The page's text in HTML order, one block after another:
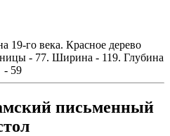
19-го века. Красное дерево
- 77. Ширина - 119. Глубина
- 59
письменный